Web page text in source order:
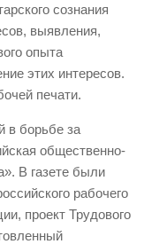
сознания
выявления,
опыта
этих интересов.
печати.
в борьбе за
общественно-
В газете были
рабочего
проект Трудового